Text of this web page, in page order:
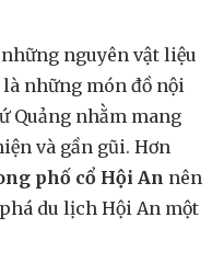
nguyên vật liệu
là những món đồ nội
Quảng nhằm mang
và gần gũi. Hơn
phố cổ Hội An nên
du lịch Hội An một